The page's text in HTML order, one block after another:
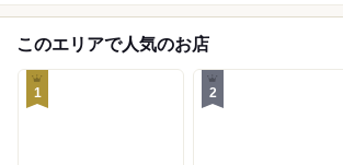
このエリアで人気のお店
1 2